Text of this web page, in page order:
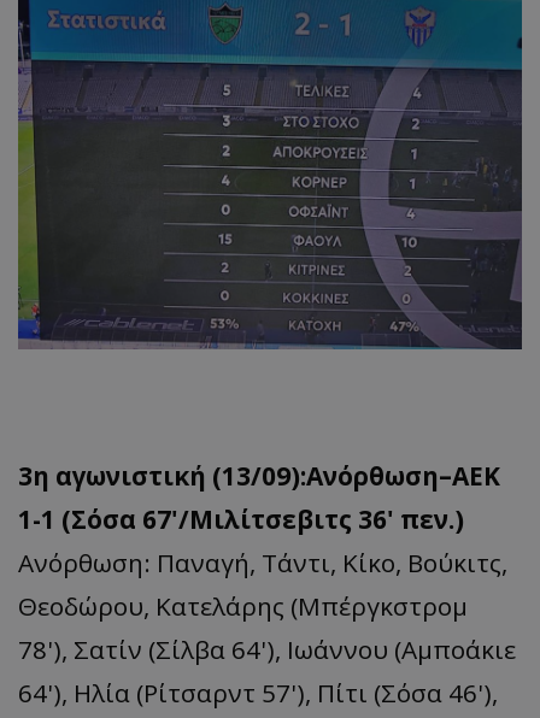
3η αγωνιστική (13/09):Ανόρθωση–ΑΕΚ
1-1 (Σόσα 67'/Μιλίτσεβιτς 36' πεν.)
Ανόρθωση: Παναγή, Τάντι, Κίκο, Βούκιτς,
Θεοδώρου, Κατελάρης (Μπέργκστρομ
78'), Σατίν (Σίλβα 64'), Ιωάννου (Αμποάκιε
64'), Ηλία (Ρίτσαρντ 57'), Πίτι (Σόσα 46'),